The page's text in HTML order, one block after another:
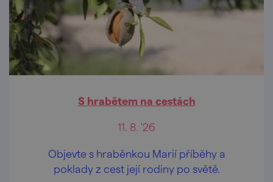
S hrabětem na cestách
11. 8. '26
Objevte s hraběnkou Marií příběhy a
poklady z cest její rodiny po světě.